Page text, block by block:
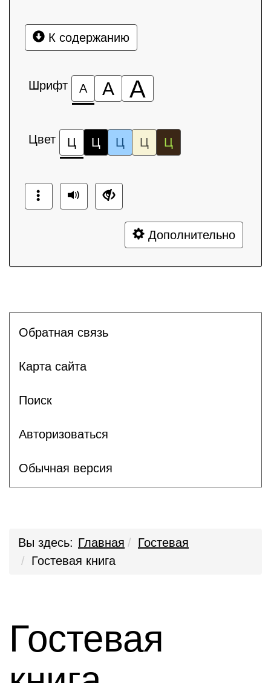
К содержанию
Шрифт А А А
Цвет Ц Ц Ц Ц Ц
Дополнительно
Обратная связь
Карта сайта
Поиск
Авторизоваться
Обычная версия
Вы здесь: Главная
Гостевая
Гостевая книга
Гостевая